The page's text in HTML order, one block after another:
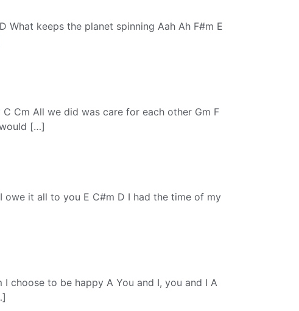
What keeps the planet spinning Aah Ah F#m E
Cm All we did was care for each other Gm F
[…]
owe it all to you E C#m D I had the time of my
choose to be happy A You and I, you and I A